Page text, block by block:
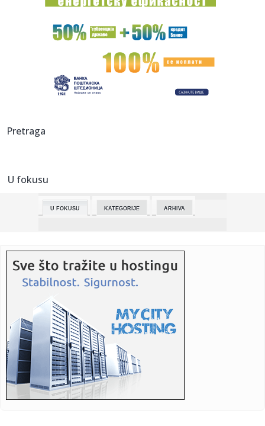
jeziku o od...
23:32:Ponuda za Suzuki S-Cross Automatic
Težak udes kod Lopara, poginuo vozač
23:26:Tajni eksperimenti Pentagona: Amerikanci testirali
23:25:
23:25:
Bizarna prevara žene (37): Glumila djevojčicu od 12 godina,
23:23:Kako putovati odgovornije kada vam automobil nije
potreban svakog...
23:23:Od Bitcoina do blockchaina: Ključni kripto termini i šta
znače
23:18:KLOP NOVI TRENER REALA? Rikelme najavio bombu koja će
uzdrmati e...
23:18:SUPERLIGA KREĆE USRED LETA: FSS doneo odluku, zimska
pauza sti...
Pretraga
U fokusu
U FOKUSU KATEGORIJE ARHIVA